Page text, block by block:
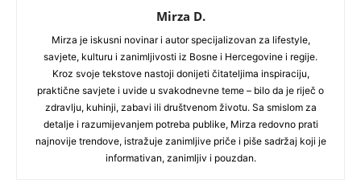
Mirza D.
Mirza je iskusni novinar i autor specijalizovan za lifestyle,
savjete, kulturu i zanimljivosti iz Bosne i Hercegovine i regije.
Kroz svoje tekstove nastoji donijeti čitateljima inspiraciju,
praktične savjete i uvide u svakodnevne teme – bilo da je riječ o
zdravlju, kuhinji, zabavi ili društvenom životu. Sa smislom za
detalje i razumijevanjem potreba publike, Mirza redovno prati
najnovije trendove, istražuje zanimljive priče i piše sadržaj koji je
informativan, zanimljiv i pouzdan.